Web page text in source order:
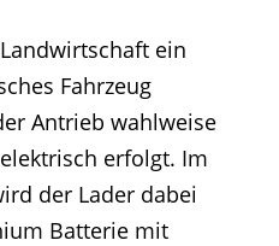
ein
Fahrzeug
Antrieb wahlweise
erfolgt. Im
der Lader dabei
Batterie mit